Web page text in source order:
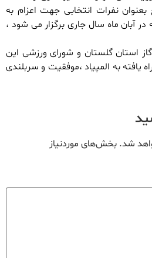
نفرات انتخابی جهت اعزام به
آبان ماه سال جاری برگزار می شود ،
استان گلستان و شورای ورزشی این
یافته به المپیاد ،موفقیت و سربلندی
شد. بخش‌های موردنیاز